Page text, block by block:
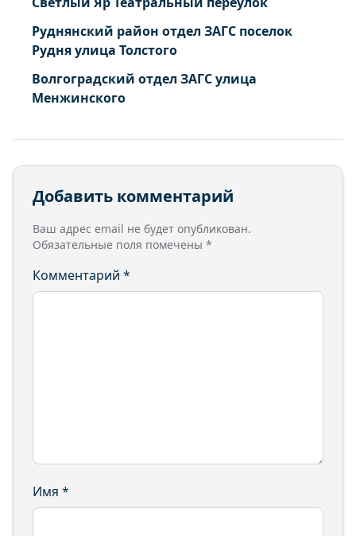
Руднянский район отдел ЗАГС поселок
Рудня улица Толстого
Волгоградский отдел ЗАГС улица
Менжинского
Добавить комментарий
Ваш адрес email не будет опубликован.
Обязательные поля помечены *
Комментарий *
Имя *